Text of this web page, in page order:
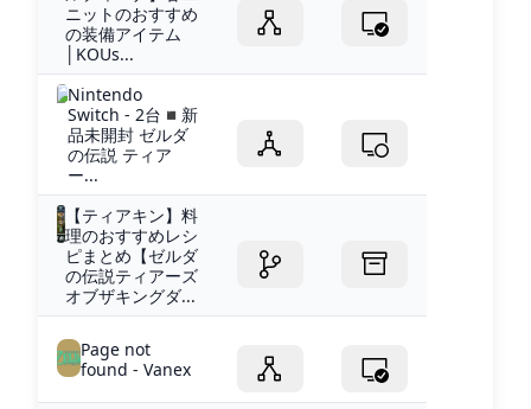
ニットのおすすめ
の装備アイテム
│KOUs...
Nintendo
Switch - 2台◾️新
品未開封 ゼルダ
の伝説 ティア
ー...
【ティアキン】料
理のおすすめレシ
ピまとめ【ゼルダ
の伝説ティアーズ
オブザキングダ...
Page not
found - Vanex